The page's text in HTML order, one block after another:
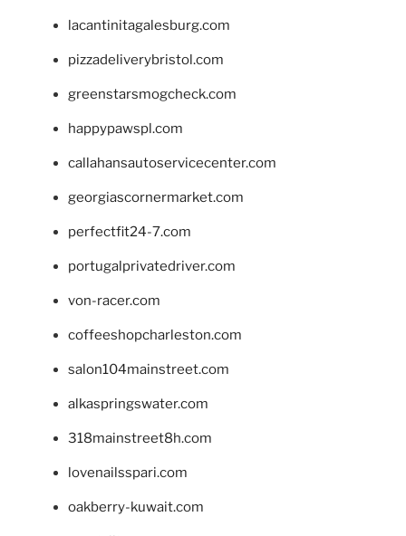
lacantinitagalesburg.com
pizzadeliverybristol.com
greenstarsmogcheck.com
happypawspl.com
callahansautoservicecenter.com
georgiascornermarket.com
perfectfit24-7.com
portugalprivatedriver.com
von-racer.com
coffeeshopcharleston.com
salon104mainstreet.com
alkaspringswater.com
318mainstreet8h.com
lovenailsspari.com
oakberry-kuwait.com